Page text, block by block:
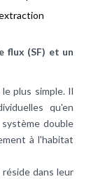
flux (SF) et un
plus simple. Il
qu'en
double
à l'habitat
dans leur